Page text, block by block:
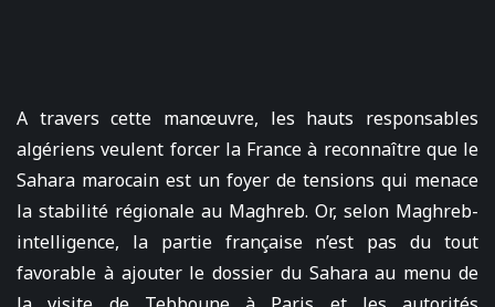
A travers cette manœuvre, les hauts responsables
algériens veulent forcer la France à reconnaître que le
Sahara marocain est un foyer de tensions qui menace
la stabilité régionale au Maghreb. Or, selon Maghreb-
intelligence, la partie française n’est pas du tout
favorable à ajouter le dossier du Sahara au menu de